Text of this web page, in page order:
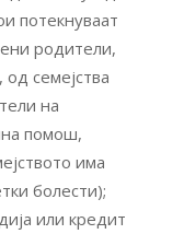
потекнуваат
родители,
семејства
на
помош,
има
болести);
или кредит